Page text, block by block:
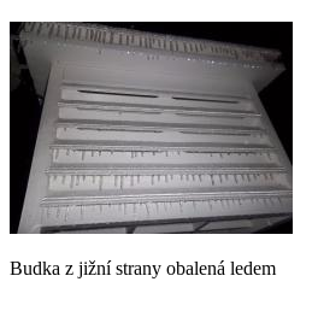
Budka z jižní strany obalená ledem